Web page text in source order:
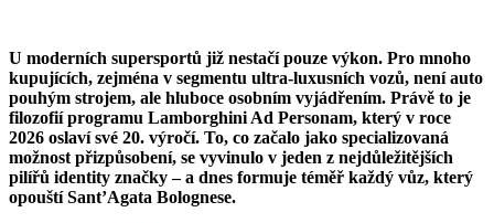
U moderních supersportů již nestačí pouze výkon. Pro mnoho
kupujících, zejména v segmentu ultra-luxusních vozů, není auto
pouhým strojem, ale hluboce osobním vyjádřením. Právě to je
filozofií programu Lamborghini Ad Personam, který v roce
2026 oslaví své 20. výročí. To, co začalo jako specializovaná
možnost přizpůsobení, se vyvinulo v jeden z nejdůležitějších
pilířů identity značky – a dnes formuje téměř každý vůz, který
opouští Sant’Agata Bolognese.